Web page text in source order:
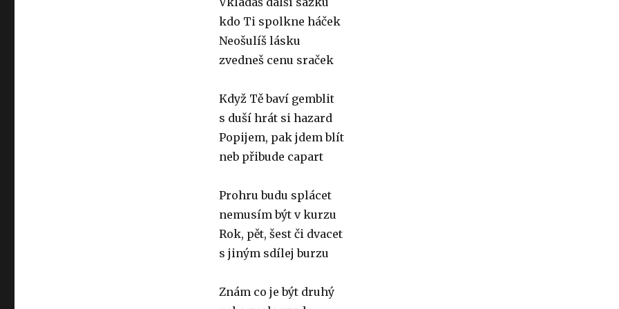
kdo Ti spolkne háček
Neošulíš lásku
zvedneš cenu sraček
Když Tě baví gemblit
s duší hrát si hazard
Popijem, pak jdem blít
neb přibude capart
Prohru budu splácet
nemusím být v kurzu
Rok, pět, šest či dvacet
s jiným sdílej burzu
Znám co je být druhý